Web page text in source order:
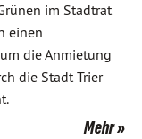
im Stadtrat
einen
die Anmietung
die Stadt Trier
Mehr